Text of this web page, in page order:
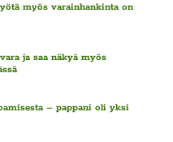
myös varainhankinta on
ja saa näkyä myös
– pappani oli yksi